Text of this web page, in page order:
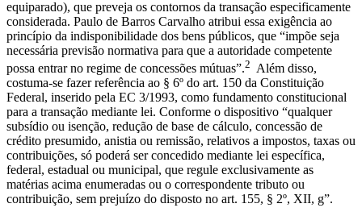
equiparado), que preveja os contornos da transação especificamente
considerada. Paulo de Barros Carvalho atribui essa exigência ao
princípio da indisponibilidade dos bens públicos, que “impõe seja
necessária previsão normativa para que a autoridade competente
possa entrar no regime de concessões mútuas”.2 Além disso,
costuma-se fazer referência ao § 6º do art. 150 da Constituição
Federal, inserido pela EC 3/1993, como fundamento constitucional
para a transação mediante lei. Conforme o dispositivo “qualquer
subsídio ou isenção, redução de base de cálculo, concessão de
crédito presumido, anistia ou remissão, relativos a impostos, taxas ou
contribuições, só poderá ser concedido mediante lei específica,
federal, estadual ou municipal, que regule exclusivamente as
matérias acima enumeradas ou o correspondente tributo ou
contribuição, sem prejuízo do disposto no art. 155, § 2º, XII, g”.